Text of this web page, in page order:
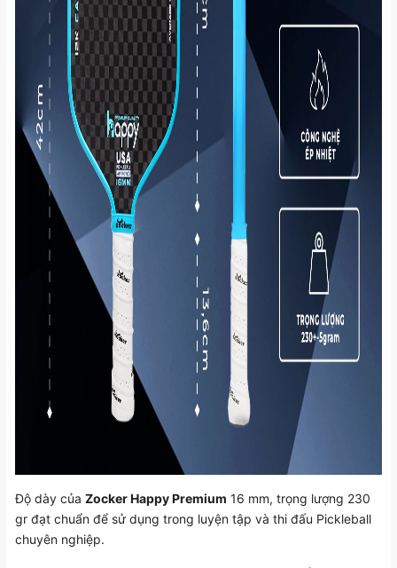
Độ dày của Zocker Happy Premium 16 mm, trọng lượng 230
gr đạt chuẩn để sử dụng trong luyện tập và thi đấu Pickleball
chuyên nghiệp.